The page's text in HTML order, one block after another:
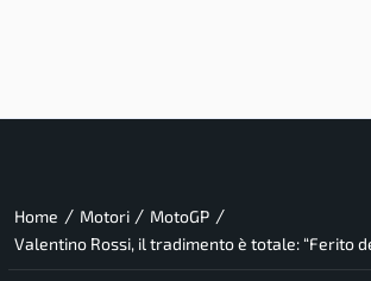
Home / Motori / MotoGP /
Valentino Rossi, il tradimento è totale: “Ferito